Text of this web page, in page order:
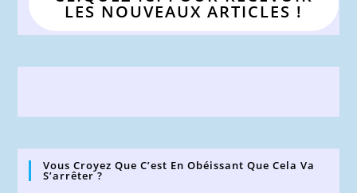
LES NOUVEAUX ARTICLES !
Vous Croyez Que C’est En Obéissant Que Cela Va
S’arrêter ?